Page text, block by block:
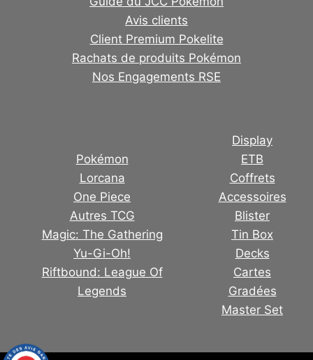
Avis clients
Client Premium Pokelite
Rachats de produits Pokémon
Nos Engagements RSE
Pokémon
Lorcana
One Piece
Autres TCG
Magic: The Gathering
Yu-Gi-Oh!
Riftbound: League Of
Legends
Display
ETB
Coffrets
Accessoires
Blister
Tin Box
Decks
Cartes
Gradées
Master Set